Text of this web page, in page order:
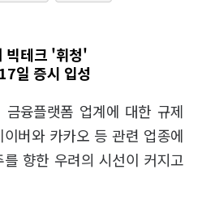
빅테크 '휘청'
일 증시 입성
융플랫폼 업계에 대한 규제
버와 카카오 등 관련 업종에
향한 우려의 시선이 커지고